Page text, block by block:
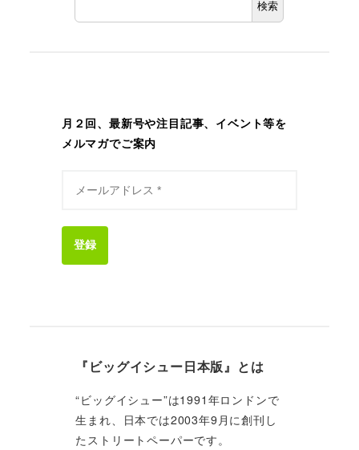
検索
月２回、最新号や注目記事、イベント等を
メルマガでご案内
登録
『ビッグイシュー日本版』とは
“ビッグイシュー”は1991年ロンドンで
生まれ、日本では2003年9月に創刊し
たストリートペーパーです。